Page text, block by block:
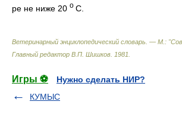
ре не ниже 20 о С.
Ветеринарный энциклопедический словарь. — М.:
Главный редактор В.П. Шишков 1981
Игры ⚽
Нужно сделать НИР?
КУМЫС